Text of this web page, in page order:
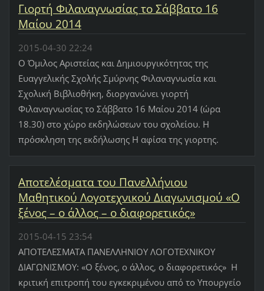
Γιορτή Φιλαναγνωσίας το Σάββατο 16
Μαίου 2014
2015-04-30 22:24
Ο Όμιλος Αριστείας και Δημιουργικότητας της
Ευαγγελικής Σχολής Σμύρνης Φιλαναγνωσία και
Σχολική Βιβλιοθήκη, διοργανώνει γιορτή
Φιλαναγνωσίας το Σάββατο 16 Μαίου 2014 (ώρα
18.30) στο χώρο εκδηλώσεων του σχολείου. Η
πρόσκληση της εκδήλωσης Η αφίσα της γιορτης.
Αποτελέσματα του Πανελλήνιου
Μαθητικού Λογοτεχνικού Διαγωνισμού «Ο
ξένος – ο άλλος – ο διαφορετικός»
2015-04-15 23:54
ΑΠΟΤΕΛΕΣΜΑΤΑ ΠΑΝΕΛΛΗΝΙΟΥ ΛΟΓΟΤΕΧΝΙΚΟΥ
ΔΙΑΓΩΝΙΣΜΟΥ: «Ο ξένος, ο άλλος, ο διαφορετικός» Η
κριτική επιτροπή του εγκεκριμένου από το Υπουργείο